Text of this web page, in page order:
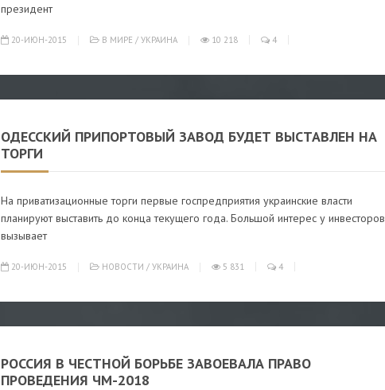
президент
20-ИЮН-2015 В МИРЕ / УКРАИНА 10 218 4
ОДЕССКИЙ ПРИПОРТОВЫЙ ЗАВОД БУДЕТ ВЫСТАВЛЕН НА
ТОРГИ
На приватизационные торги первые госпредприятия украинские власти
планируют выставить до конца текущего года. Большой интерес у инвесторов
вызывает
20-ИЮН-2015 НОВОСТИ / УКРАИНА 5 831 4
РОССИЯ В ЧЕСТНОЙ БОРЬБЕ ЗАВОЕВАЛА ПРАВО
ПРОВЕДЕНИЯ ЧМ-2018